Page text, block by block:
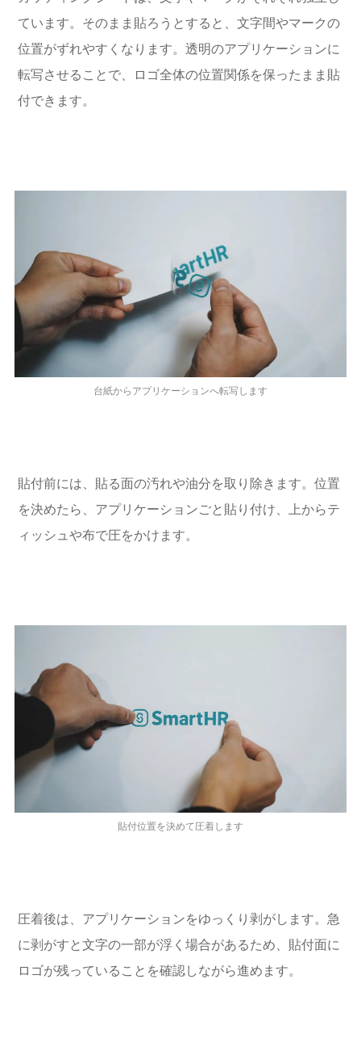
ています。そのまま貼ろうとすると、文字間やマークの
位置がずれやすくなります。透明のアプリケーションに
転写させることで、ロゴ全体の位置関係を保ったまま貼
付できます。
台紙からアプリケーションへ転写します
貼付前には、貼る面の汚れや油分を取り除きます。位置
を決めたら、アプリケーションごと貼り付け、上からテ
ィッシュや布で圧をかけます。
貼付位置を決めて圧着します
圧着後は、アプリケーションをゆっくり剥がします。急
に剥がすと文字の一部が浮く場合があるため、貼付面に
ロゴが残っていることを確認しながら進めます。